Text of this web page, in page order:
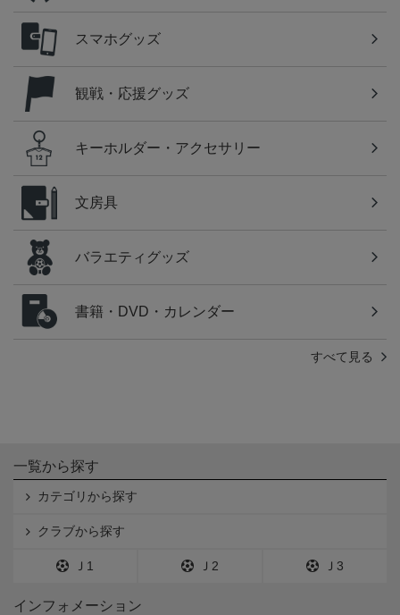
スマホグッズ
観戦・応援グッズ
キーホルダー・アクセサリー
文房具
バラエティグッズ
書籍・DVD・カレンダー
すべて見る
一覧から探す
カテゴリから探す
クラブから探す
Ｊ1 Ｊ2 Ｊ3
インフォメーション